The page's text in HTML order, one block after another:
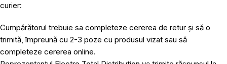
curier:
Cumpărătorul trebuie sa completeze cererea de retur și să o
trimită, împreună cu 2-3 poze cu produsul vizat sau să
completeze cererea online.